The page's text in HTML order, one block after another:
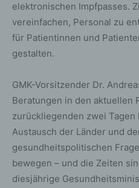
elektronischen Impfpasses.
vereinfachen, Personal zu
für Patientinnen und
gestalten.
GMK-Vorsitzender Dr.
Beratungen in den aktuellen
zurückliegenden zwei
Austausch der Länder und
gesundheitspolitischen
bewegen – und die Zeiten
diesjährige